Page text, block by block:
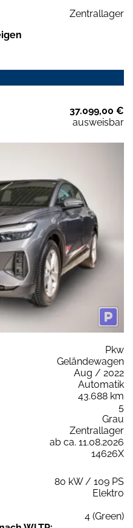
Zentrallager
37.099,00 €
ausweisbar
Pkw
Geländewagen
Aug / 2022
Automatik
43.688 km
5
Grau
Zentrallager
ab ca. 11.08.2026
14626X
80 kW / 109 PS
Elektro
4 (Green)